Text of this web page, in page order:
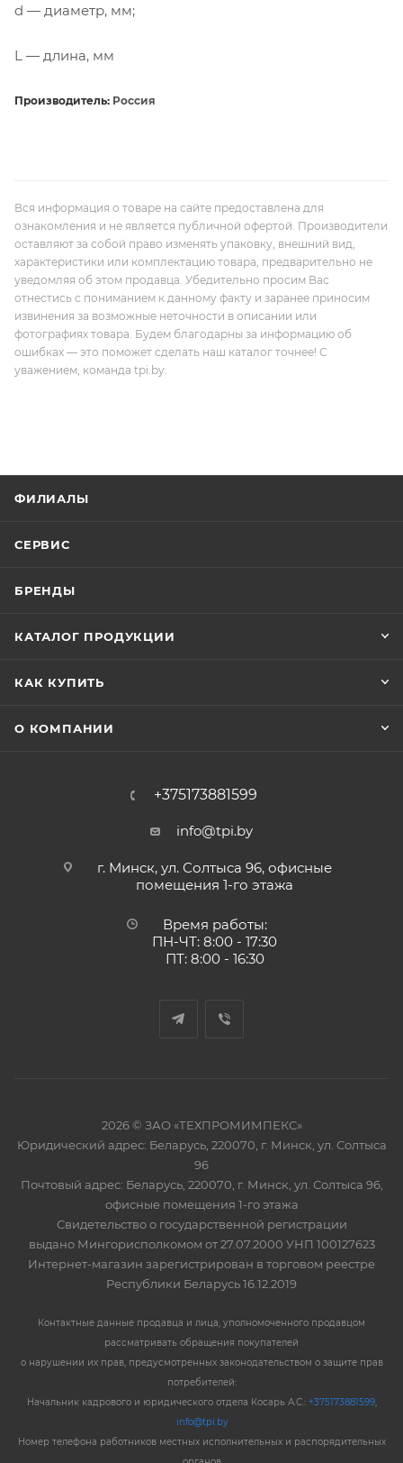
d — диаметр, мм;
L — длина, мм
Производитель: Россия
Вся информация о товаре на сайте предоставлена для
ознакомления и не является публичной офертой. Производители
оставляют за собой право изменять упаковку, внешний вид,
характеристики или комплектацию товара, предварительно не
уведомляя об этом продавца. Убедительно просим Вас
отнестись с пониманием к данному факту и заранее приносим
извинения за возможные неточности в описании или
фотографиях товара. Будем благодарны за информацию об
ошибках — это поможет сделать наш каталог точнее! С
уважением, команда tpi.by.
ФИЛИАЛЫ
СЕРВИС
БРЕНДЫ
КАТАЛОГ ПРОДУКЦИИ
КАК КУПИТЬ
О КОМПАНИИ
+375173881599
info@tpi.by
г. Минск, ул. Солтыса 96, офисные
помещения 1-го этажа
Время работы:
ПН-ЧТ: 8:00 - 17:30
ПТ: 8:00 - 16:30
2026 © ЗАО «ТЕХПРОМИМПЕКС»
Юридический адрес: Беларусь, 220070, г. Минск, ул. Солтыса
96
Почтовый адрес: Беларусь, 220070, г. Минск, ул. Солтыса 96,
офисные помещения 1-го этажа
Свидетельство о государственной регистрации
выдано Мингорисполкомом от 27.07.2000 УНП 100127623
Интернет-магазин зарегистрирован в торговом реестре
Республики Беларусь 16.12.2019
Контактные данные продавца и лица, уполномоченного продавцом
рассматривать обращения покупателей
о нарушении их прав, предусмотренных законодательством о защите прав
потребителей:
Начальник кадрового и юридического отдела Косарь А.С.: +375173881599,
info@tpi.by
Номер телефона работников местных исполнительных и распорядительных